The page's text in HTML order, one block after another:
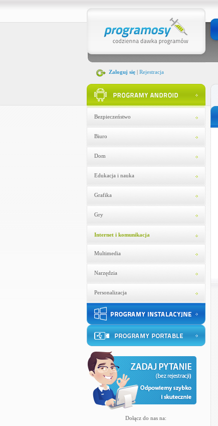
Zaloguj się| Rejestracja
Bezpieczeństwo
Biuro
Dom
Edukacja i nauka
Grafika
Gry
Internet i komunikacja
Multimedia
Narzędzia
Personalizacja
Dołącz do nas na: